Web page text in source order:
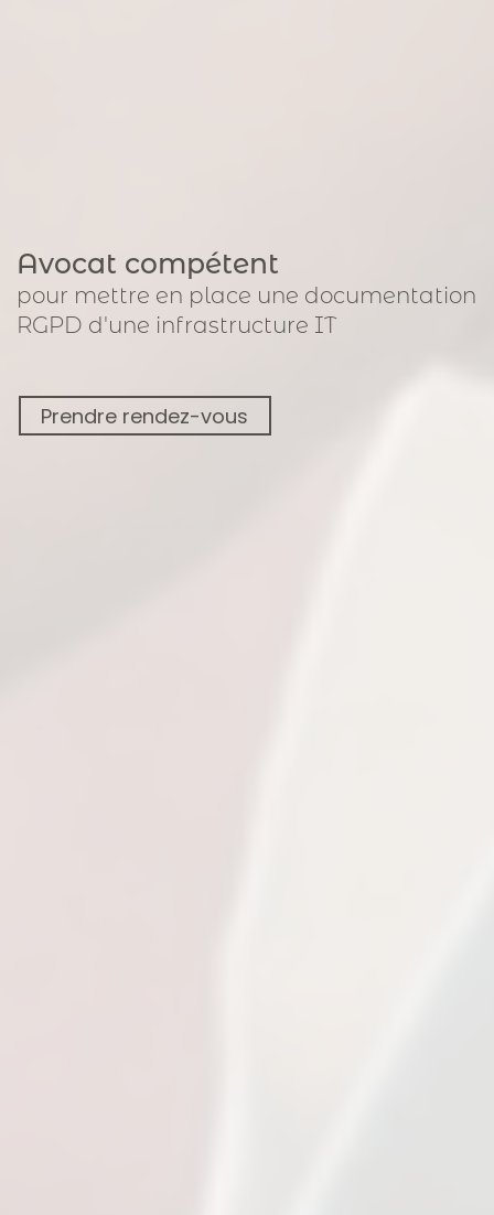
Avocat compétent
pour mettre en place une documentation
RGPD d'une infrastructure IT
Prendre rendez-vous